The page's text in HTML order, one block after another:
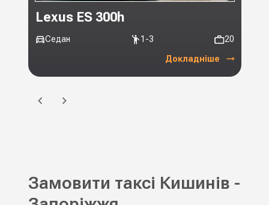
Lexus ES 300h
Седан 1-3 20
Докладніше
Замовити таксі Кишинів -